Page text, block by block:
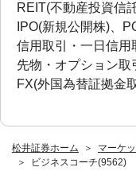
松井証券ホーム
マーケ
ビジネスコーチ(9562)
REIT(不動産投資信
IPO(新規公開株)、
信用取引・一日信用
先物・オプション取
FX(外国為替証拠金